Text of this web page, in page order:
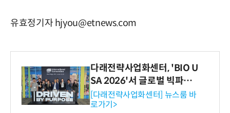
유효정기자 hjyou@etnews.com
다래전략사업화센터, 'BIO U
SA 2026'서 글로벌 빅파마
와의 비즈니스 미팅 지원…K
-바이오 해외 진출 교두보 확
[다래전략사업화센터] 뉴스룸 바
로가기>